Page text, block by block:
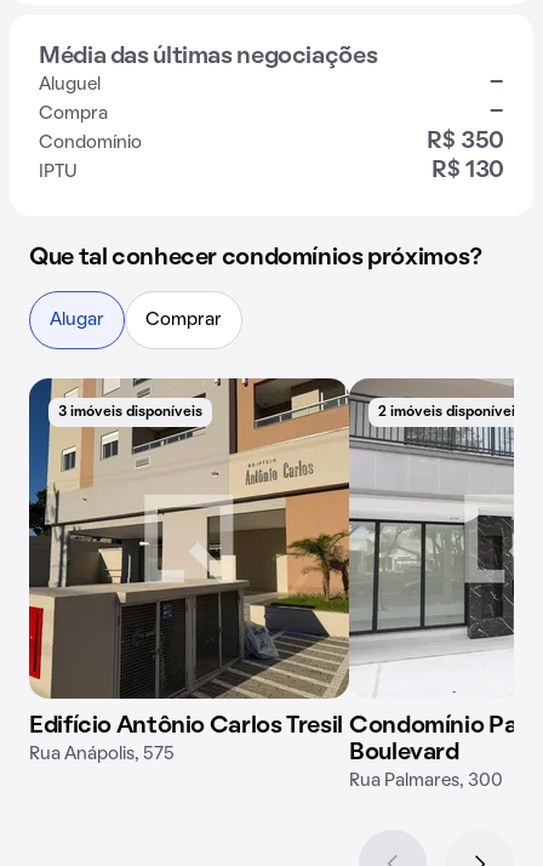
Média das últimas negociações
Aluguel -
Compra -
Condomínio R$ 350
IPTU R$ 130
Que tal conhecer condomínios próximos?
Alugar Comprar
3 imóveis disponíveis
Edifício Antônio Carlos Tresil
Rua Anápolis, 575
2 imóveis disponíveis
Condomínio
Boulevard
Rua Palmares, 300